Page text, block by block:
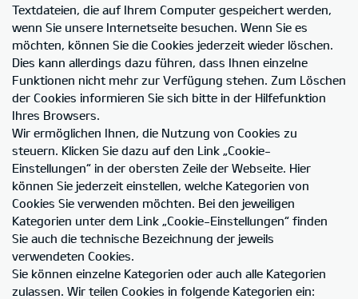
Textdateien, die auf Ihrem Computer gespeichert werden,
wenn Sie unsere Internetseite besuchen. Wenn Sie es
möchten, können Sie die Cookies jederzeit wieder löschen.
Dies kann allerdings dazu führen, dass Ihnen einzelne
Funktionen nicht mehr zur Verfügung stehen. Zum Löschen
der Cookies informieren Sie sich bitte in der Hilfefunktion
Ihres Browsers.
Wir ermöglichen Ihnen, die Nutzung von Cookies zu
steuern. Klicken Sie dazu auf den Link „Cookie-
Einstellungen“ in der obersten Zeile der Webseite. Hier
können Sie jederzeit einstellen, welche Kategorien von
Cookies Sie verwenden möchten. Bei den jeweiligen
Kategorien unter dem Link „Cookie-Einstellungen“ finden
Sie auch die technische Bezeichnung der jeweils
verwendeten Cookies.
Sie können einzelne Kategorien oder auch alle Kategorien
zulassen. Wir teilen Cookies in folgende Kategorien ein: